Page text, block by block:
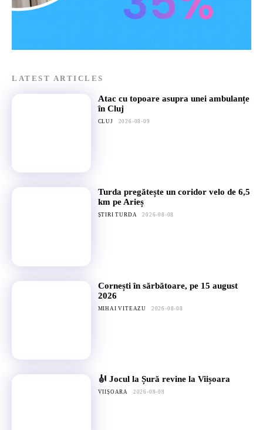
LATEST ARTICLES
Atac cu topoare asupra unei ambulanțe
în Cluj
CLUJ 2026-08-09
Turda pregătește un coridor velo de 6,5
km pe Arieș
ȘTIRI TURDA 2026-08-08
Cornești în sărbătoare, pe 15 august
2026
MIHAI VITEAZU 2026-08-08
🎻 Jocul la Șură revine la Viișoara
VIIȘOARA 2026-08-08